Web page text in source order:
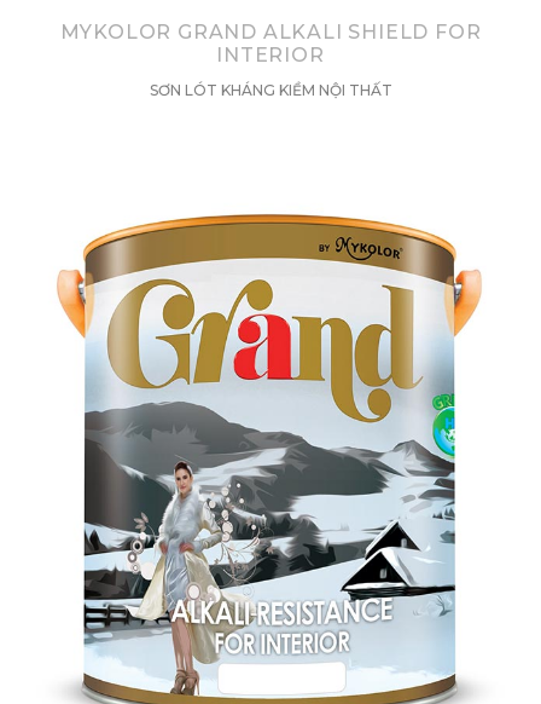
MYKOLOR GRAND ALKALI SHIELD FOR
INTERIOR
SƠN LÓT KHÁNG KIỀM NỘI THẤT